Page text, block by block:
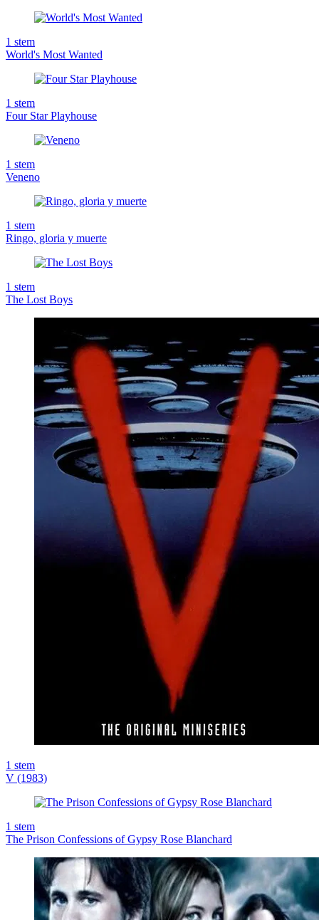
1 stem
World's Most Wanted
1 stem
Four Star Playhouse
1 stem
Veneno
1 stem
Ringo, gloria y muerte
1 stem
The Lost Boys
1 stem
V (1983)
1 stem
The Prison Confessions of Gypsy Rose Blanchard